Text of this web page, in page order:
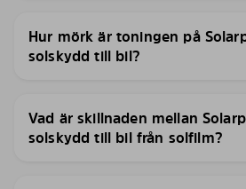
Hur mörk är toningen på
solskydd till bil?
Vad är skillnaden mellan
solskydd till bil från solfilm?